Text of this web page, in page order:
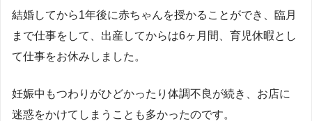
結婚してから1年後に赤ちゃんを授かることができ、臨月
まで仕事をして、出産してからは6ヶ月間、育児休暇とし
て仕事をお休みしました。
妊娠中もつわりがひどかったり体調不良が続き、お店に
迷惑をかけてしまうことも多かったのです。